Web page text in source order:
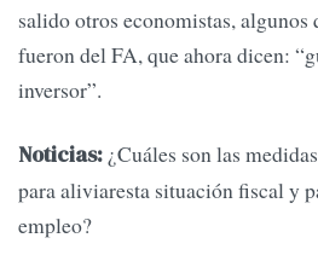
salido otros economistas,
fueron del FA, que ahora dicen:
inversor”.
Noticias: ¿Cuáles son las
para aliviaresta situación fiscal y
empleo?